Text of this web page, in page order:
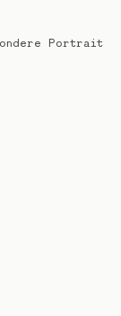
Portrait